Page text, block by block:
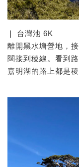
❘ 台灣池 6K
離開黑水塘營地，
闊接到稜線。看到
嘉明湖的路上都是稜